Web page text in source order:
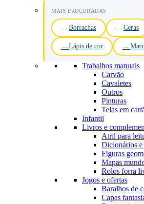
MAIS PROCURADAS
Borrachas Ceras
Lápis de cor
Trabalhos manuais
Carvão
Cavaletes
Outros
Pinturas
Telas em
Infantil
Livros e
Atril para
Dicionários
Figuras
Mapas
Rolos forra
Jogos e ofertas
Baralhos de
Capas